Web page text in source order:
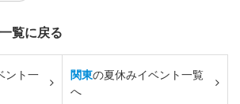
覧に戻る
ント一
関東の夏休みイベント一覧
へ